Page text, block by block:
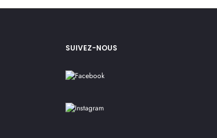
SUIVEZ-NOUS